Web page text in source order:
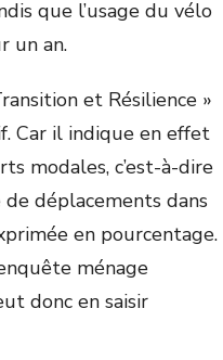
que l’usage du vélo
un an.
et Résilience »
Car il indique en effet
modales, c’est-à-dire
déplacements dans
en pourcentage.
ménage
donc en saisir